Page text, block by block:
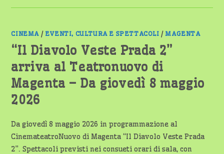
CINEMA / EVENTI, CULTURA E SPETTACOLI / MAGENTA
“Il Diavolo Veste Prada 2”
arriva al Teatronuovo di
Magenta – Da giovedì 8 maggio
2026
Da giovedì 8 maggio 2026 in programmazione al
CinemateatroNuovo di Magenta “Il Diavolo Veste Prada
2”. Spettacoli previsti nei consueti orari di sala, con